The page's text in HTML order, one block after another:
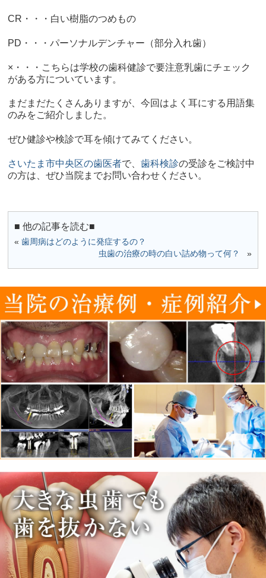
CR・・・白い樹脂のつめもの
PD・・・パーソナルデンチャー（部分入れ歯）
×・・・こちらは学校の歯科健診で要注意乳歯にチェック
がある方についています。
まだまだたくさんありますが、今回はよく耳にする用語集
のみをご紹介しました。
ぜひ健診や検診で耳を傾けてみてください。
さいたま市中央区の歯医者で、歯科検診の受診をご検討中
の方は、ぜひ当院までお問い合わせください。
■ 他の記事を読む■
«歯周病はどのように発症するの？
虫歯の治療の時の白い詰め物って何？
»